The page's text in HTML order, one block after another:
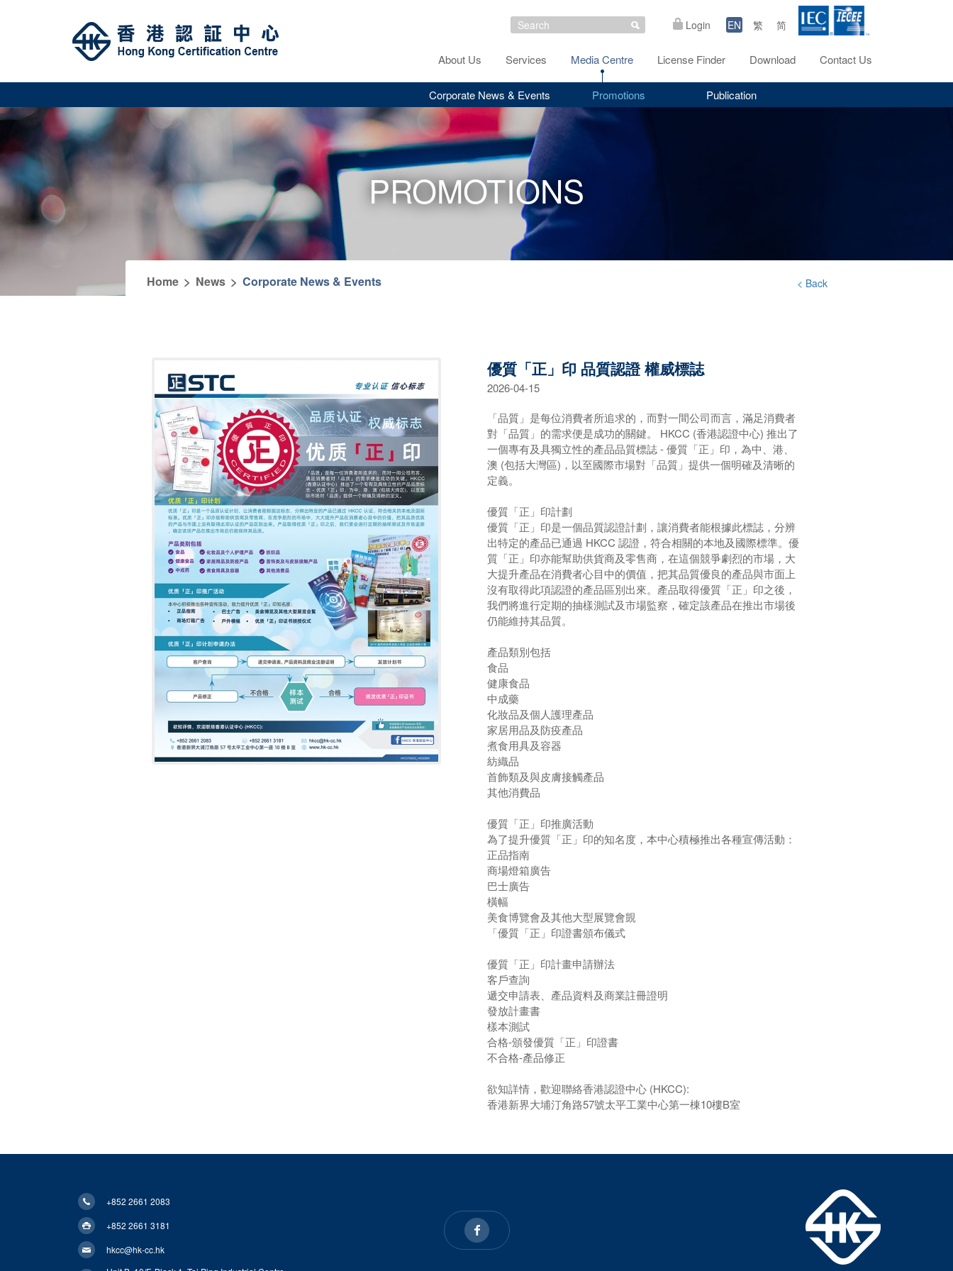
Login EN 繁 简
About Us Services Media Centre
Corporate News & Events Promotions Publication
License Finder Download Contact Us
PROMOTIONS
< Back
Home > News > Corporate News & Events
優質「正」印 品質認證 權威標誌
2026-04-15
「品質」是每位消費者所追求的，而對一間公司而言，滿足消費者
對「品質」的需求便是成功的關鍵。 HKCC (香港認證中心) 推出了
一個專有及具獨立性的產品品質標誌 - 優質「正」印，為中、港、
澳 (包括大灣區)，以至國際市場對「品質」提供一個明確及清晰的
定義。
優質「正」印計劃
優質「正」印是一個品質認證計劃，讓消費者能根據此標誌，分辨
出特定的產品已通過 HKCC 認證，符合相關的本地及國際標準。優
質「正」印亦能幫助供貨商及零售商，在這個競爭劇烈的市場，大
大提升產品在消費者心目中的價值，把其品質優良的產品與市面上
沒有取得此項認證的產品區別出來。產品取得優質「正」印之後，
我們將進行定期的抽樣測試及市場監察，確定該產品在推出市場後
仍能維持其品質。
產品類別包括
食品
健康食品
中成藥
化妝品及個人護理產品
家居用品及防疫產品
煮食用具及容器
紡織品
首飾類及與皮膚接觸產品
其他消費品
優質「正」印推廣活動
為了提升優質「正」印的知名度，本中心積極推出各種宣傳活動：
正品指南
商場燈箱廣告
巴士廣告
橫幅
美食博覽會及其他大型展覽會覬
「優質「正」印證書頒布儀式
優質「正」印計畫申請辦法
客戶查詢
遞交申請表、產品資料及商業註冊證明
發放計畫書
樣本測試
合格-頒發優質「正」印證書
不合格-產品修正
欲知詳情，歡迎聯絡香港認證中心 (HKCC):
香港新界大埔汀角路57號太平工業中心第一棟10樓B室
+852 2661 2083
+852 2661 3181
hkcc@hk-cc.hk